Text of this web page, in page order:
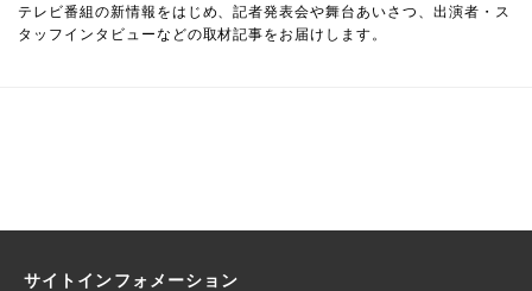
テレビ番組の新情報をはじめ、記者発表会や舞台あいさつ、出演者・ス
タッフインタビューなどの取材記事をお届けします。
サイトインフォメーション